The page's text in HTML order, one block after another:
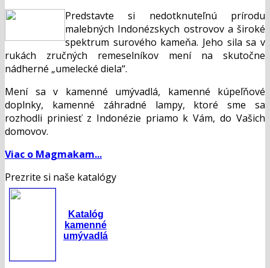
Predstavte si nedotknuteľnú prírodu
malebných Indonézskych ostrovov a široké
spektrum surového kameňa. Jeho sila sa v
rukách zručných remeselníkov mení na skutočne
nádherné „umelecké diela“.
Mení sa v kamenné umývadlá, kamenné kúpeľňové
doplnky, kamenné záhradné lampy, ktoré sme sa
rozhodli priniesť z Indonézie priamo k Vám, do Vašich
domovov.
Viac o Magmakam...
Prezrite si naše katalógy
Katalóg
kamenné
umývadlá